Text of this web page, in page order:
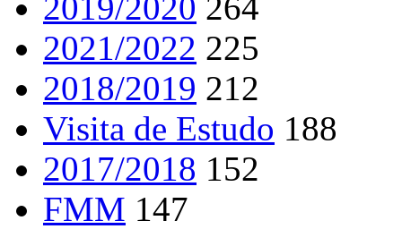
2021/2022 225
2018/2019 212
Visita de Estudo 188
2017/2018 152
FMM 147